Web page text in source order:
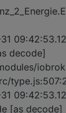
decode]
[as decode]